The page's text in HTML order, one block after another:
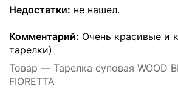
Недостатки: не нашел.
Комментарий: Очень красивые и
тарелки)
Товар — Тарелка суповая WOOD
FIORETTA